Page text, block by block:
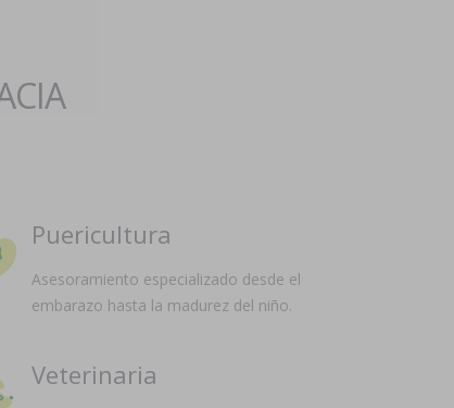
Puericultura
Asesoramiento especializado desde el
embarazo hasta la madurez del niño.
Veterinaria